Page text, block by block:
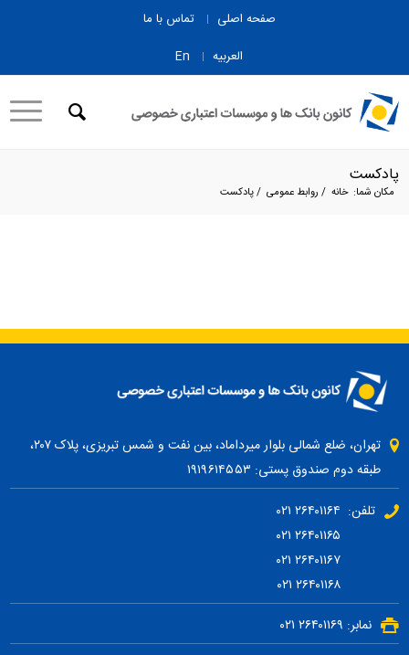
صفحه اصلی
تماس با ما
العربیه
En
پادکست
مکان شما: خانه / روابط عمومی /پادکست
تهران، ضلع شمالی بلوار میرداماد، بین نفت و شمس تبریزی، پلاک ۲۰۷،
طبقه دوم صندوق پستی: ۱۹۱۹۶۱۴۵۵۳
تلفن: ۲۶۴۰۱۱۶۴ ۰۲۱
۲۶۴۰۱۱۶۷ ۰۲۱
۲۶۴۰۱۱۶۸ ۰۲۱
نمابر: ۲۶۴۰۱۱۶۹ ۰۲۱